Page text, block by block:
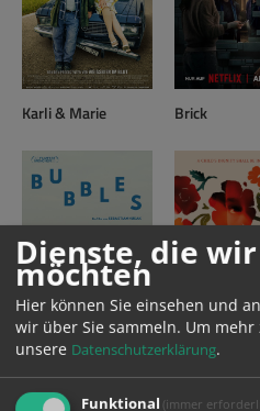
Karli & Marie Brick
Bubbles Karla
Dienste, die
möchten
Hier können Sie einsehen und
wir über Sie sammeln. Um mehr
unsere Datenschutzerklärung.
Funktional (immer